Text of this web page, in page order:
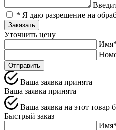
* Я даю разрешение на
Заказать
Уточнить цену
Отправить
Ваша заявка принята
Ваша заявка принята
Ваша заявка на этот товар
Быстрый заказ